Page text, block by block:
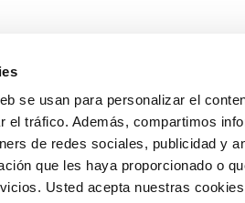
se usan para personalizar el
el tráfico. Además, compartimos
de redes sociales, publicidad y
que les haya proporcionado o
Usted acepta nuestras